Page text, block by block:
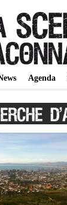
Agenda